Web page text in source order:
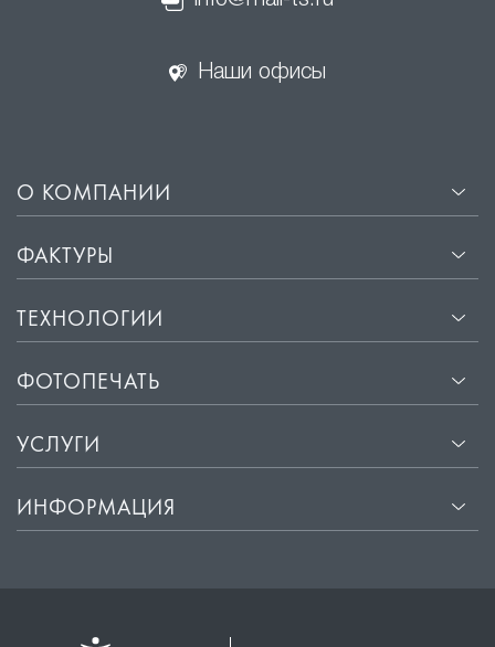
Наши офисы
О КОМПАНИИ
ФАКТУРЫ
ТЕХНОЛОГИИ
ФОТОПЕЧАТЬ
УСЛУГИ
ИНФОРМАЦИЯ